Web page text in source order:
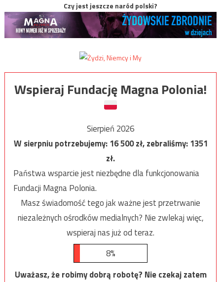
Czy jest jeszcze naród polski?
Wspieraj Fundację Magna Polonia!
Sierpień 2026
W sierpniu potrzebujemy:16 500zł, zebraliśmy:1351
zł.
Państwa wsparcie jest niezbędne dla funkcjonowania
Fundacji Magna Polonia.
Masz świadomość tego jak ważne jest przetrwanie
niezależnych ośrodków medialnych? Nie zwlekaj więc,
wspieraj nas już od teraz.
8%
Uważasz, że robimy dobrą robotę? Nie czekaj zatem